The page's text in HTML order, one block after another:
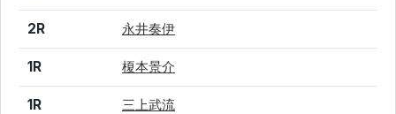
2R 永井奏伊
1R 榎本景介
1R 三上武流